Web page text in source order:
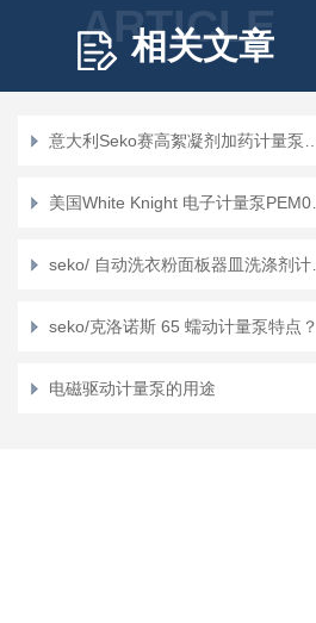
ARTICLE
相关文章
seko/克洛诺斯 65 蠕动计量泵特点？
电磁驱动计量泵的用途